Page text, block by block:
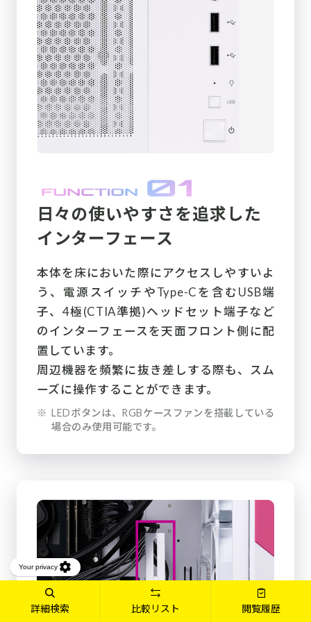
日々の使いやすさを追求した
インターフェース
本体を床においた際にアクセスしやすいよ
う、電源スイッチやType-Cを含むUSB端
子、4極(CTIA準拠)ヘッドセット端子など
のインターフェースを天面フロント側に配
置しています。
周辺機器を頻繁に抜き差しする際も、スム
ーズに操作することができます。
※ LEDボタンは、RGBケースファンを搭載している
場合のみ使用可能です。
詳細検索 比較リスト 閲覧履歴